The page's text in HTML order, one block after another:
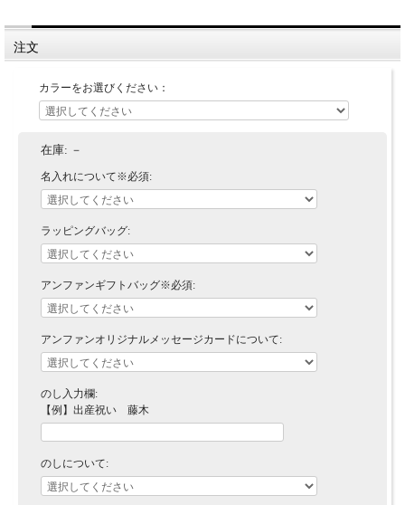
注文
カラーをお選びください：
在庫: －
名入れについて※必須:
ラッピングバッグ:
アンファンギフトバッグ※必須:
アンファンオリジナルメッセージカードについて:
のし入力欄:
【例】出産祝い 藤木
のしについて: